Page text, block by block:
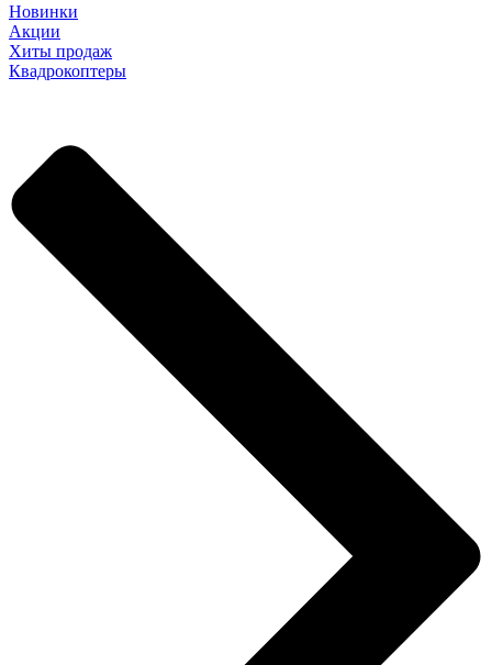
Новинки
Акции
Хиты продаж
Квадрокоптеры